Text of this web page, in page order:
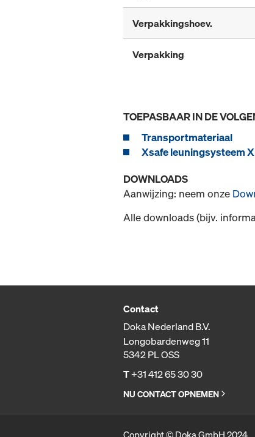
Verpakkingshoev.
Verpakking
TOEPASBAAR IN DE
Transportmateriaal
Xsafe leuningsysteem
DOWNLOADS
Aanwijzing: neem onze
Alle downloads (bijv.
Contact
Doka Nederland B.V.
Longobardenweg 11
5342 PL OSS
T+31 412 65 30 30
NU CONTACT OPNEMEN